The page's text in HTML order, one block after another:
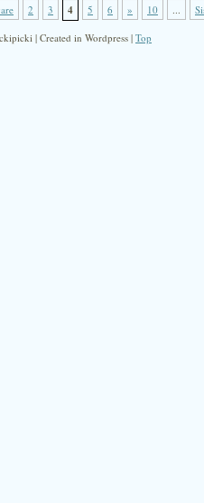
2 3 4 5 6 » 10 ...
| Created in Wordpress | Top